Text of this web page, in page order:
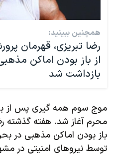
همچنین ببینید:
رضا تبریزی، قهرمان
از باز بودن اماکن
بازداشت شد
موج سوم همه گیری پس از
محرم آغاز شد. هفته گذشته
باز بودن اماکن مذهبی در
توسط نیروهای امنیتی در